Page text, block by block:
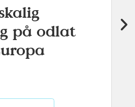
på odlat